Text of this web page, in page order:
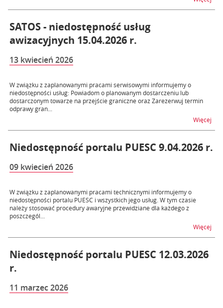
SATOS - niedostępność usług
awizacyjnych 15.04.2026 r.
13 kwiecień 2026
W związku z zaplanowanymi pracami serwisowymi informujemy o
niedostępności usług: Powiadom o planowanym dostarczeniu lub
dostarczonym towarze na przejście graniczne oraz Zarezerwuj termin
odprawy gran...
Więcej
Niedostępność portalu PUESC 9.04.2026 r.
09 kwiecień 2026
W związku z zaplanowanymi pracami technicznymi informujemy o
niedostępności portalu PUESC i wszystkich jego usług. W tym czasie
należy stosować procedury awaryjne przewidziane dla każdego z
poszczegól...
Więcej
Niedostępność portalu PUESC 12.03.2026
r.
11 marzec 2026